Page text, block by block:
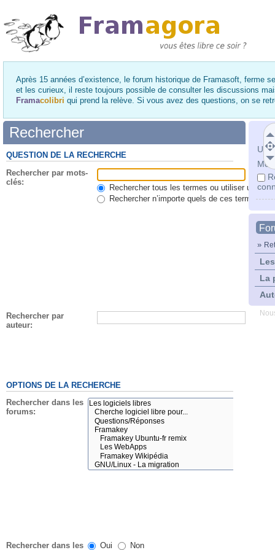
Après 15 années d’existence, le forum historique de Framasoft, ferme
et les curieux, il reste toujours possible de consulter les discussions
Framacolibri qui prend la relève. Si vous avez des questions, on se
Mot
»
La
Rechercher
QUESTION DE LA RECHERCHE
Rechercher par mots-
clés:
Rechercher tous les termes ou utiliser une
Rechercher n’importe quels de ces termes
Rechercher par
auteur:
OPTIONS DE LA RECHERCHE
Rechercher dans les
forums:
Rechercher dans les Oui Non